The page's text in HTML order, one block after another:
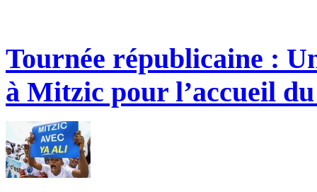
Tournée républicaine :
à Mitzic pour l’accueil